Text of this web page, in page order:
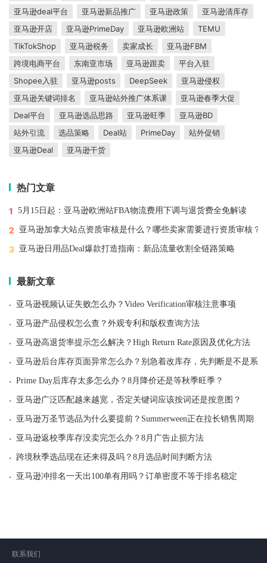
亚马逊deal平台
亚马逊新品推广 亚马逊政策
亚马逊清库存
亚马逊开店
亚马逊PrimeDay 亚马逊欧洲站
TEMU
TikTokShop
亚马逊税务 卖家成长
亚马逊FBM
跨境电商平台
东南亚市场 亚马逊跟卖
平台入驻
Shopee入驻
亚马逊posts DeepSeek
亚马逊侵权
亚马逊关键词排名
亚马逊站外推广体系课
亚马逊春季大促
Deal平台
亚马逊选品思路 亚马逊旺季
亚马逊BD
站外引流
选品策略 Deal站 PrimeDay
站外促销
亚马逊Deal
亚马逊干货
热门文章
1 5月15日起：亚马逊欧洲站FBA物流费用下调与退货费全免解读
2 亚马逊加拿大站点资质审核是什么？哪些卖家需要进行资质审核？
3 亚马逊日用品Deal爆款打造指南：新品流量收割全链路策略
最新文章
· 亚马逊视频认证失败怎么办？Video Verification审核注意事项
· 亚马逊产品侵权怎么查？外观专利和版权查询方法
· 亚马逊高退货率提示怎么解决？High Return Rate原因及优化方法
· 亚马逊后台库存页面异常怎么办？别急着改库存，先判断是不是系
· Prime Day后库存太多怎么办？8月降价还是等秋季旺季？
· 亚马逊广泛匹配越来越宽，否定关键词应该按词还是按意图？
· 亚马逊万圣节选品为什么要提前？Summerween正在拉长销售周期
· 亚马逊返校季库存没卖完怎么办？8月广告止损方法
· 跨境秋季选品现在还来得及吗？8月选品时间判断方法
· 亚马逊冲排名一天出100单有用吗？订单密度不等于排名稳定
联系我们